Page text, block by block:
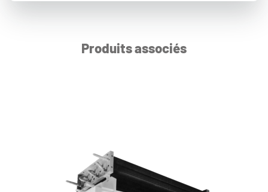
Produits associés